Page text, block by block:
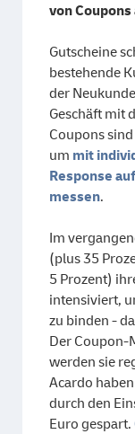
von
Gutscheine
bestehende
der
Geschäft mit
Coupons
um mit
Response
messen.
Im
(plus 35
5 Prozent)
intensiviert,
zu binden -
Der Coupon-
werden sie
Acardo
durch den
Euro gespart.